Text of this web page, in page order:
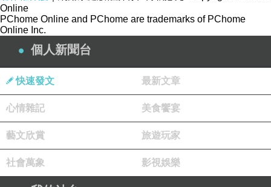
開始往下走囉.....沿途就是欣賞山上的櫻花
不過來的時候比較晚了...有些都掉落了
也或許是前二天大雨的影響...
有綠有紅...整個山頭還是很漂亮...
路旁會有很多間的茶室....都是面對山邊
在這沏一壺茶很愜意呀...
Online
PChome Online and PChome are trademarks of PChome
Online Inc.
個人新聞台
快速發文 最新文章
心情雜記 美食饗宴
藝文欣賞 旅遊玩家
社會萬象 影視娛樂